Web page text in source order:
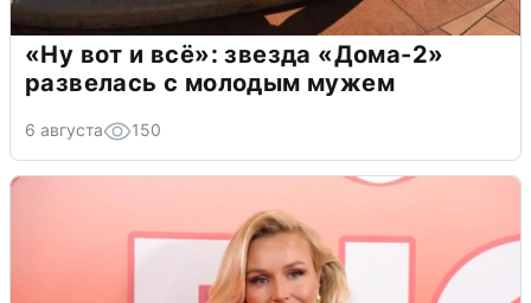
«Ну вот и всё»: звезда «Дома-2»
развелась с молодым мужем
6 августа 150